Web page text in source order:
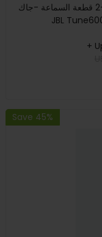
غطاء وسادات الأذن الرغوي المحلية البديلة -2 قطعة السماعة -جاك
JBL
+
Save 45%